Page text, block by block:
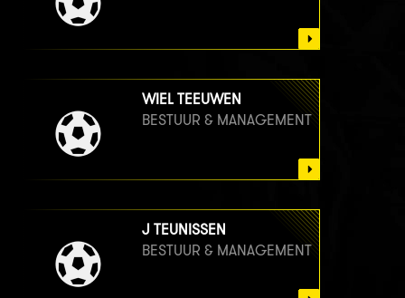
WIEL TEEUWEN
BESTUUR & MANAGEMENT
J TEUNISSEN
BESTUUR & MANAGEMENT